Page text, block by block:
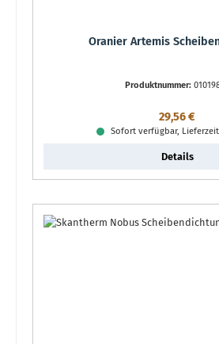
Oranier Artemis
Produktnummer:
Regulärer
29,56 €
Sofort verfügbar,
Details